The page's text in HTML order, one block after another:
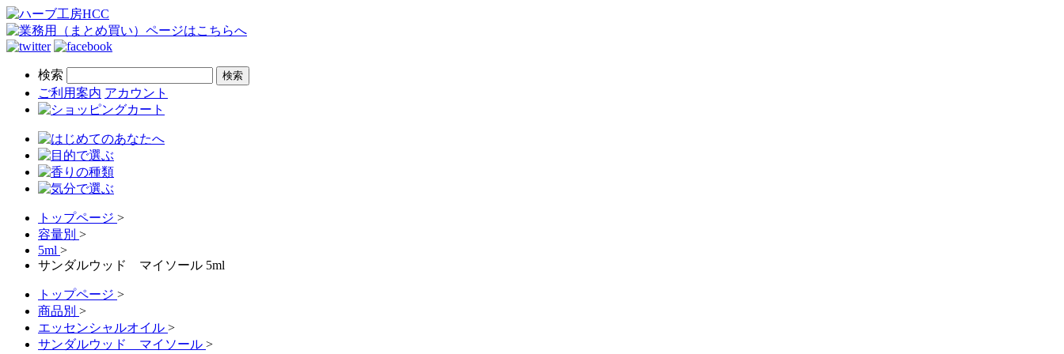
検索
ご利用案内 アカウント
トップページ >
容量別 >
5ml >
サンダルウッド マイソール 5ml
トップページ >
商品別 >
エッセンシャルオイル >
サンダルウッド マイソール >